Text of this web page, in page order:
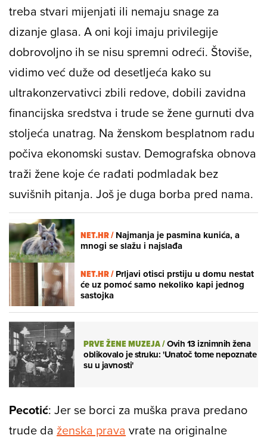
treba stvari mijenjati ili nemaju snage za
dizanje glasa. A oni koji imaju privilegije
dobrovoljno ih se nisu spremni odreći. Štoviše,
vidimo već duže od desetljeća kako su
ultrakonzervativci zbili redove, dobili zavidna
financijska sredstva i trude se žene gurnuti dva
stoljeća unatrag. Na ženskom besplatnom radu
počiva ekonomski sustav. Demografska obnova
traži žene koje će rađati podmladak bez
suvišnih pitanja. Još je duga borba pred nama.
NET.HR /Najmanja je pasmina kunića, a
mnogi se slažu i najslađa
NET.HR /Prljavi otisci prstiju u domu nestat
će uz pomoć samo nekoliko kapi jednog
sastojka
PRVE ŽENE MUZEJA/Ovih 13 iznimnih žena
oblikovalo je struku: 'Unatoč tome nepoznate
su u javnosti'
Pecotić: Jer se borci za muška prava predano
trude da ženska prava vrate na originalne